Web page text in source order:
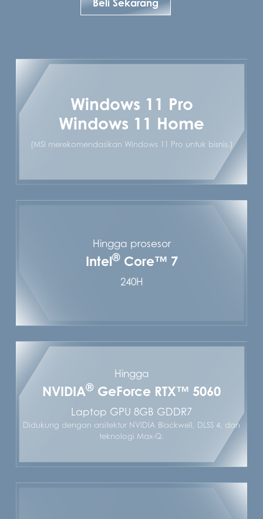
Windows 11 Pro
Windows 11 Home
(MSI merekomendasikan Windows 11 Pro untuk bisnis.)
Hingga prosesor
Intel®Core™ 7
240H
Hingga
NVIDIA® GeForce RTX™ 5060
Laptop GPU 8GB GDDR7
Didukung dengan arsitektur NVIDIA Blackwell, DLSS 4, dan
teknologi Max-Q.